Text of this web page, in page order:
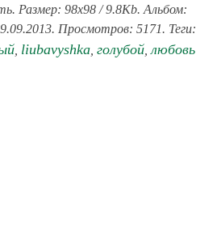
Размер: 98x98 / 9.8Kb. Альбом:
Просмотров: 5171. Теги:
liubavyshka голубой любовь